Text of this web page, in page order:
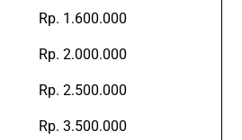
Rp. 1.600.000
Rp. 2.000.000
Rp. 2.500.000
Rp. 3.500.000